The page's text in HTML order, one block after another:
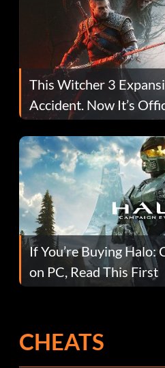
This Witcher 3
Accident. Now It’s
If You’re Buying Halo:
on PC, Read This First
CHEATS